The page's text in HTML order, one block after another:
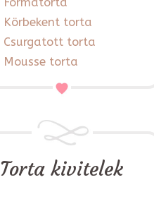
Körbekent torta
Csurgatott torta
Mousse torta
Torta kivitelek